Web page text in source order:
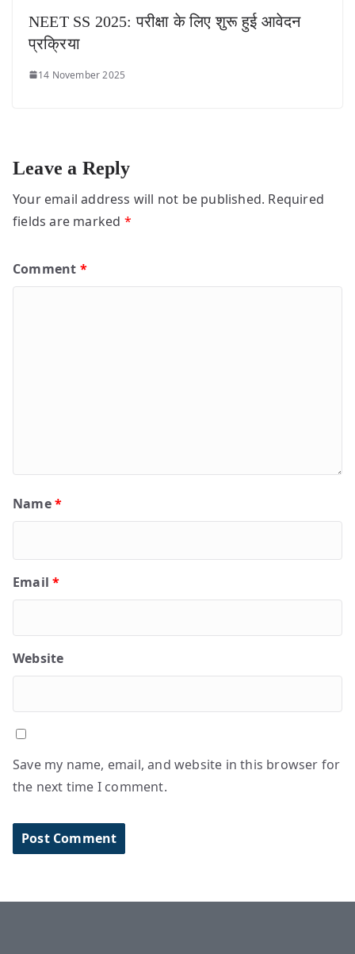
NEET SS 2025: परीक्षा के लिए शुरू हुई आवेदन
प्रक्रिया
14 November 2025
Leave a Reply
Your email address will not be published. Required
fields are marked *
Comment *
Name*
Email*
Website
Save my name, email, and website in this browser for
the next time I comment.